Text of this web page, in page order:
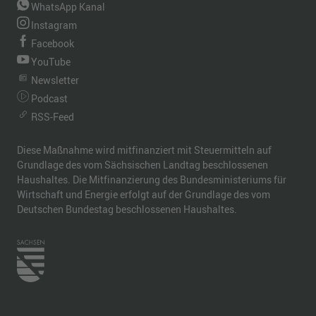
WhatsApp Kanal
Instagram
Facebook
YouTube
Newsletter
Podcast
RSS-Feed
Diese Maßnahme wird mitfinanziert mit Steuermitteln auf
Grundlage des vom Sächsischen Landtag beschlossenen
Haushaltes. Die Mitfinanzierung des Bundesministeriums für
Wirtschaft und Energie erfolgt auf der Grundlage des vom
Deutschen Bundestag beschlossenen Haushaltes.